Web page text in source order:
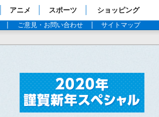
アニメ スポーツ ショッピング
ご意見・お問い合わせ サイトマップ
TBS「義母と娘のブルース 2020